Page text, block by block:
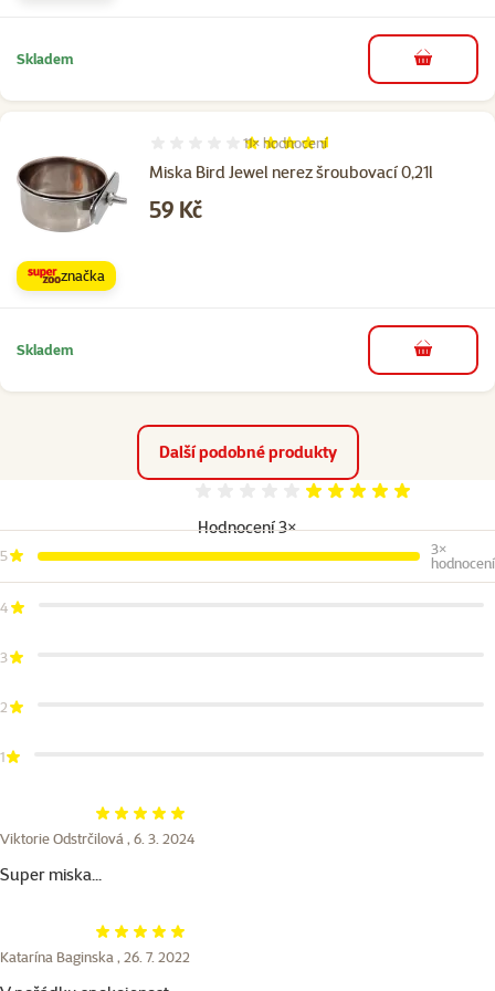
Skladem do košíku
Miska Bird Jewel nerez šroubovací 0,21l
Hodnocení 91%, počet hodnocení: 11
11× hodnocení
Cena
59 Kč
značka
Skladem do košíku
Další podobné produkty
Hodnocení 3×
Hodnocení 100%
5
3×
hodnocení
4
3
2
1
Hodnocení 100%
Viktorie Odstrčilová , 6. 3. 2024
Super miska...
Hodnocení 100%
Katarína Baginska , 26. 7. 2022